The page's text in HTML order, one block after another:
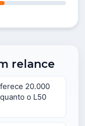
relance
20.000
o L50